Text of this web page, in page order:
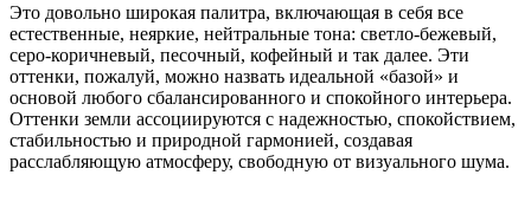
Это довольно широкая палитра, включающая в себя все
естественные, неяркие, нейтральные тона: светло-бежевый,
серо-коричневый, песочный, кофейный и так далее. Эти
оттенки, пожалуй, можно назвать идеальной «базой» и
основой любого сбалансированного и спокойного интерьера.
Оттенки земли ассоциируются с надежностью, спокойствием,
стабильностью и природной гармонией, создавая
расслабляющую атмосферу, свободную от визуального шума.